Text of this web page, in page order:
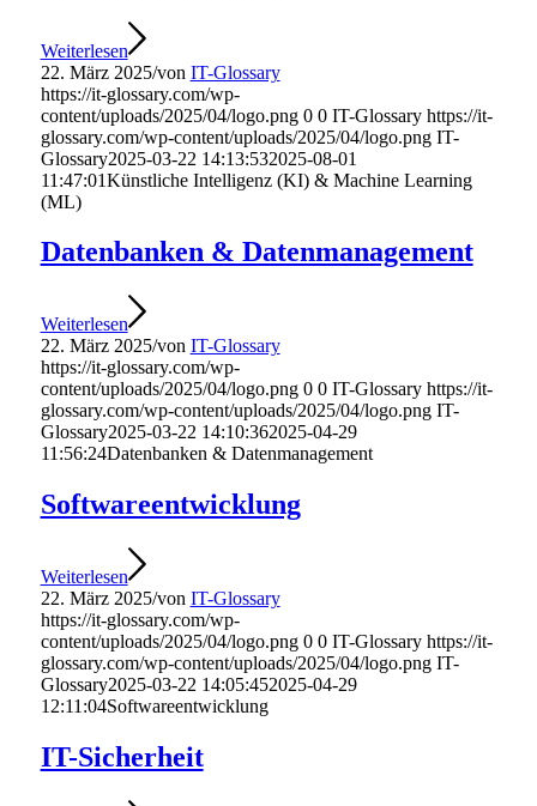
Weiterlesen
22. März 2025/von IT-Glossary
https://it-glossary.com/wp-
content/uploads/2025/04/logo.png 0 0 IT-Glossary https://it-
glossary.com/wp-content/uploads/2025/04/logo.png IT-
Glossary2025-03-22 14:13:532025-08-01
11:47:01Künstliche Intelligenz (KI) & Machine Learning
(ML)
Datenbanken & Datenmanagement
Weiterlesen
22. März 2025/von IT-Glossary
https://it-glossary.com/wp-
content/uploads/2025/04/logo.png 0 0 IT-Glossary https://it-
glossary.com/wp-content/uploads/2025/04/logo.png IT-
Glossary2025-03-22 14:10:362025-04-29
11:56:24Datenbanken & Datenmanagement
Softwareentwicklung
Weiterlesen
22. März 2025/von IT-Glossary
https://it-glossary.com/wp-
content/uploads/2025/04/logo.png 0 0 IT-Glossary https://it-
glossary.com/wp-content/uploads/2025/04/logo.png IT-
Glossary2025-03-22 14:05:452025-04-29
12:11:04Softwareentwicklung
IT-Sicherheit